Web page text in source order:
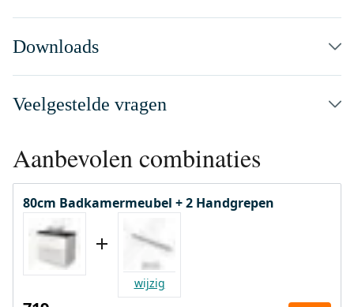
Downloads
Veelgestelde vragen
Aanbevolen combinaties
80cm Badkamermeubel + 2 Handgrepen
wijzig